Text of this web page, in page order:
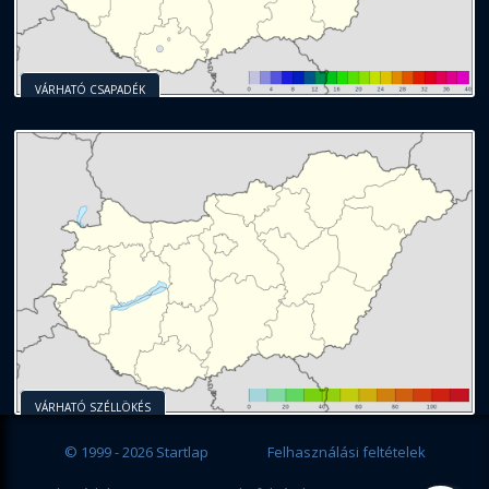
VÁRHATÓ CSAPADÉK
VÁRHATÓ SZÉLLÖKÉS
© 1999 - 2026 Startlap Felhasználási feltételek